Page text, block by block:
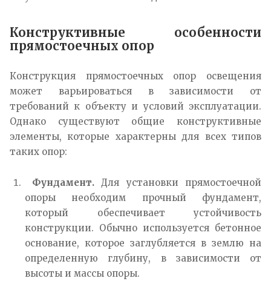
Конструктивные особенности
прямостоечных опор
Конструкция прямостоечных опор освещения
может варьироваться в зависимости от
требований к объекту и условий эксплуатации.
Однако существуют общие конструктивные
элементы, которые характерны для всех типов
таких опор:
Фундамент.Для установки прямостоечной
опоры необходим прочный фундамент,
который обеспечивает устойчивость
конструкции. Обычно используется бетонное
основание, которое заглубляется в землю на
определенную глубину, в зависимости от
высоты и массы опоры.